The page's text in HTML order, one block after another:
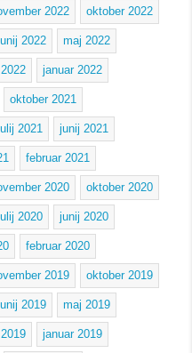
2022 oktober 2022
2022 maj 2022
januar 2022
oktober 2021
2021 junij 2021
februar 2021
2020 oktober 2020
2020 junij 2020
februar 2020
2019 oktober 2019
2019 maj 2019
januar 2019